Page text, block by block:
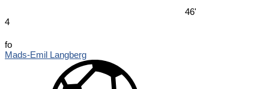
46'
4
fo
Mads-Emil Langberg